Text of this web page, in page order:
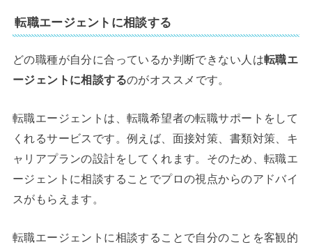
転職エージェントに相談する
どの職種が自分に合っているか判断できない人は転職エ
ージェントに相談するのがオススメです。
転職エージェントは、転職希望者の転職サポートをして
くれるサービスです。例えば、面接対策、書類対策、キ
ャリアプランの設計をしてくれます。そのため、転職エ
ージェントに相談することでプロの視点からのアドバイ
スがもらえます。
転職エージェントに相談することで自分のことを客観的